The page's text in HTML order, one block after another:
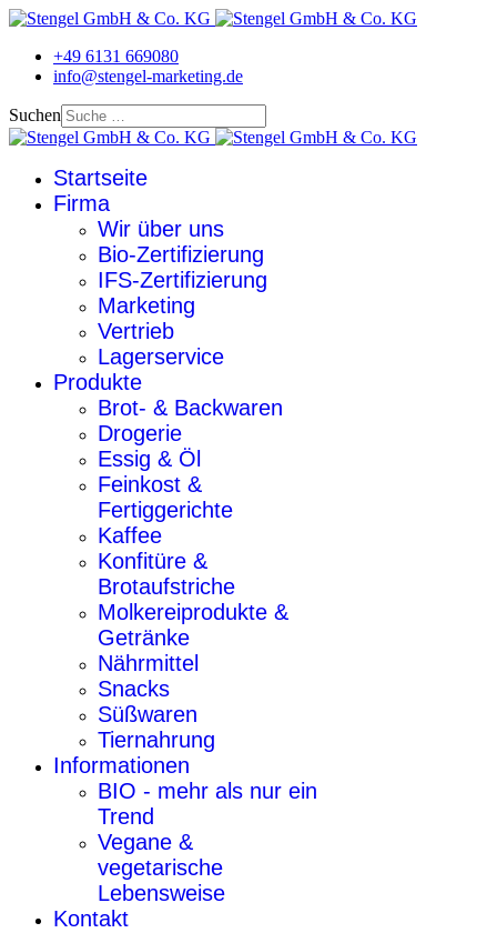
+49 6131 669080
info@stengel-marketing.de
Suchen
Startseite
Firma
Wir über uns
Bio-Zertifizierung
IFS-Zertifizierung
Marketing
Vertrieb
Lagerservice
Produkte
Brot- & Backwaren
Drogerie
Essig & Öl
Feinkost &
Fertiggerichte
Kaffee
Konfitüre &
Brotaufstriche
Molkereiprodukte &
Getränke
Nährmittel
Snacks
Süßwaren
Tiernahrung
Informationen
BIO - mehr als nur ein
Trend
Vegane &
vegetarische
Lebensweise
Kontakt